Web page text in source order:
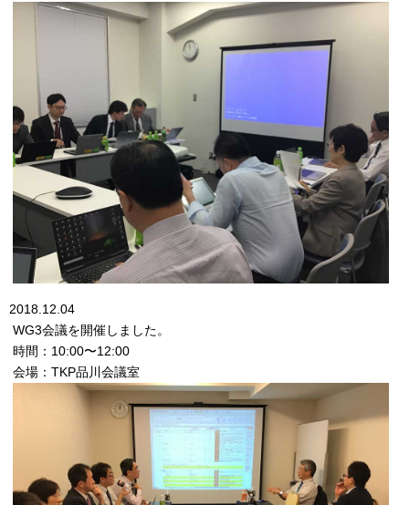
2018.12.04
WG3会議を開催しました。
時間：10:00〜12:00
会場：TKP品川会議室